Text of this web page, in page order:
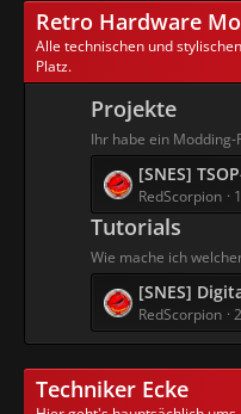
Ich bin verwirrt...
Dom
Don't feed the troll
AnimeGirl
Cool das es
ist ja mal ne
vom Wedding
Poe
Ja, die
wird das auch so
t
r
e
t
e
e
i
t
r
ä
g
e
Retro Hardware
Alle technischen und
Platz.
Projekte
Ihr habe ein
L
e
t
t
e
B
e
i
t
[SNES]
RedScorpion
Tutorials
Wie mache ich
L
e
t
z
t
[SNES]
RedScorpion
Techniker Ecke